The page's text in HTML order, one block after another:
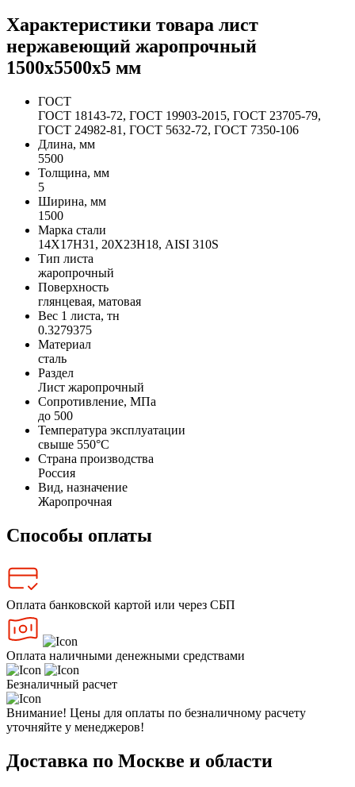
Характеристики товара лист
нержавеющий жаропрочный
1500х5500х5 мм
ГОСТ
ГОСТ 18143-72, ГОСТ 19903-2015, ГОСТ 23705-79,
ГОСТ 24982-81, ГОСТ 5632-72, ГОСТ 7350-106
Длина, мм
5500
Толщина, мм
5
Ширина, мм
1500
Марка стали
14Х17Н31, 20Х23Н18, AISI 310S
Тип листа
жаропрочный
Поверхность
глянцевая, матовая
Вес 1 листа, тн
0.3279375
Материал
сталь
Раздел
Лист жаропрочный
Сопротивление, МПа
до 500
Температура эксплуатации
свыше 550°С
Страна производства
Россия
Вид, назначение
Жаропрочная
Способы оплаты
Оплата банковской картой или через СБП
Оплата наличными денежными средствами
Безналичный расчет
Внимание! Цены для оплаты по безналичному расчету
уточняйте у менеджеров!
Доставка по Москве и области